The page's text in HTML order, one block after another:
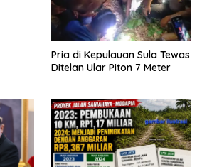
Pria di Kepulauan Sula Tewas
Ditelan Ular Piton 7 Meter